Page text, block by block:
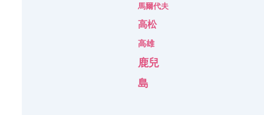
馬爾代夫
高松
高雄
鹿兒
島